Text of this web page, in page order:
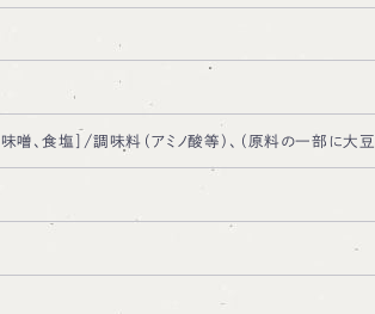
味噌、食塩］/調味料（アミノ酸等）、（原料の一部に大豆